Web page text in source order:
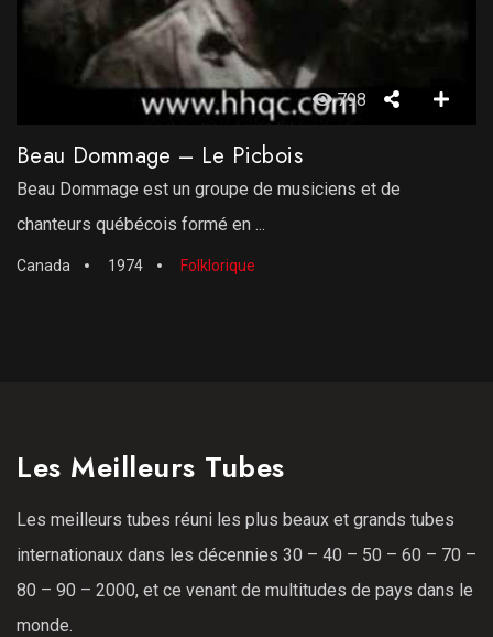
798
Beau Dommage – Le Picbois
Beau Dommage est un groupe de musiciens et de
chanteurs québécois formé en ...
Canada 1974 Folklorique
Les Meilleurs Tubes
Les meilleurs tubes réuni les plus beaux et grands tubes
internationaux dans les décennies 30 – 40 – 50 – 60 – 70 –
80 – 90 – 2000, et ce venant de multitudes de pays dans le
monde.